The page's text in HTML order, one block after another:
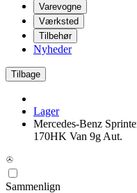
Varevogne
Værksted
Tilbehør
Nyheder
Tilbage
Lager
Mercedes-Benz
170HK Van 9g Aut.
Sammenlign